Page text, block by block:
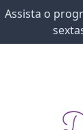
Assista o